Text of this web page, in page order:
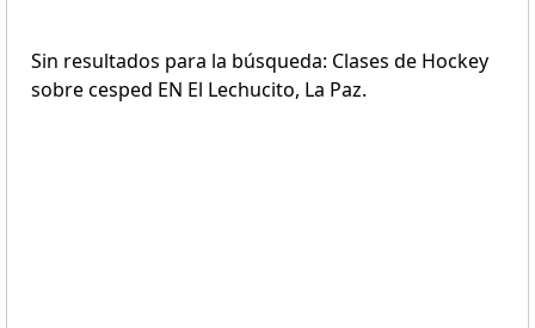
Sin resultados para la búsqueda: Clases de Hockey
sobre cesped EN El Lechucito, La Paz.